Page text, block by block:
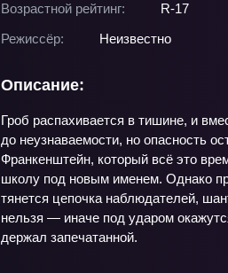
Возрастной рейтинг:
R-17
Режиссёр:
Неизвестно
Описание:
Гроб распахивается в тишине, и
до неузнаваемости, но опасность
Франкенштейн, который всё это
школу под новым именем. Однако
тянется цепочка наблюдателей,
нельзя — иначе под ударом
держал запечатанной.